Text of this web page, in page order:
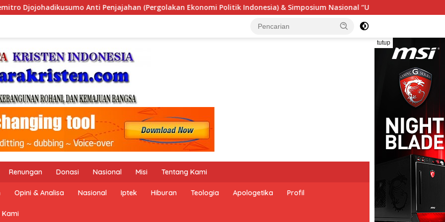
Ekonomi Politik Indonesia) & Simposium Nasional “Urgensi Undang-Undang Perekonomian Nasional dan
tutup
Renungan Donasi Nasional Misi Tentang Kami
Opini & Analisa Nasional Iptek Hiburan Teologia Apologetika Profil
Kami